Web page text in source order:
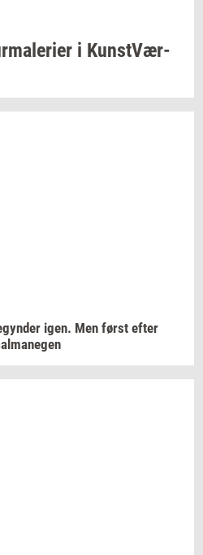
i Kunst­Vær­
igen. Men først efter